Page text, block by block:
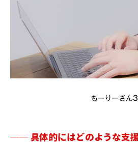
もーりーさん3
── 具体的にはどのような支